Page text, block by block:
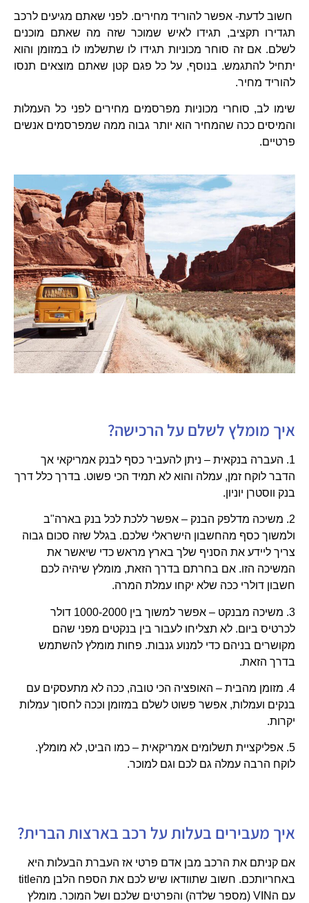
חשוב לדעת- אפשר להוריד מחירים. לפני שאתם מגיעים לרכב
תגדירו תקציב, תגידו לאיש שמוכר שזה מה שאתם מוכנים
לשלם. אם זה סוחר מכוניות תגידו לו שתשלמו לו במזומן והוא
יתחיל להתגמש. בנוסף, על כל פגם קטן שאתם מוצאים תנסו
להוריד מחיר.
שימו לב, סוחרי מכוניות מפרסמים מחירים לפני כל העמלות
והמיסים ככה שהמחיר הוא יותר גבוה ממה שמפרסמים אנשים
פרטיים.
איך מומלץ לשלם על הרכישה?
1. העברה בנקאית – ניתן להעביר כסף לבנק אמריקאי אך
הדבר לוקח זמן, עמלה והוא לא תמיד הכי פשוט. בדרך כלל דרך
בנק ווסטרן יוניון.
2. משיכה מדלפק הבנק – אפשר ללכת לכל בנק בארה"ב
ולמשוך כסף מהחשבון הישראלי שלכם. בגלל שזה סכום גבוה
צריך ליידע את הסניף שלך בארץ מראש כדי שיאשר את
המשיכה הזו. אם בחרתם בדרך הזאת, מומלץ שיהיה לכם
חשבון דולרי ככה שלא יקחו עמלת המרה.
3. משיכה מבנקט – אפשר למשוך בין 1000-2000 דולר
לכרטיס ביום. לא תצליחו לעבור בין בנקטים מפני שהם
מקושרים בניהם כדי למנוע גנבות. פחות מומלץ להשתמש
בדרך הזאת.
4. מזומן מהבית – האופציה הכי טובה, ככה לא מתעסקים עם
בנקים ועמלות, אפשר פשוט לשלם במזומן וככה לחסוך עמלות
יקרות.
5. אפליקציית תשלומים אמריקאית – כמו הביט, לא מומלץ.
לוקח הרבה עמלה גם לכם וגם למוכר.
איך מעבירים בעלות על רכב בארצות הברית?
אם קניתם את הרכב מבן אדם פרטי אז העברת הבעלות היא
באחריותכם. חשוב שתוודאו שיש לכם את הספח הלבן מהtitle
עם ה VIN (מספר שלדה) והפרטים שלכם ושל המוכר. מומלץ